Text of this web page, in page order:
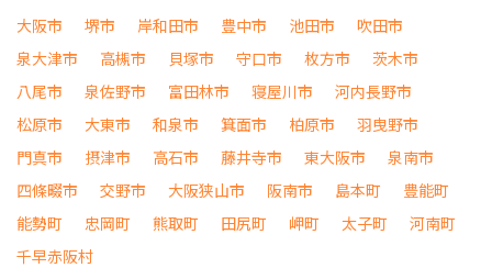
大阪市 堺市 岸和田市 豊中市 池田市
吹田市
泉大津市
高槻市 貝塚市 守口市 枚方市
茨木市
八尾市
泉佐野市 富田林市 寝屋川市
河内長野市
松原市
大東市 和泉市 箕面市 柏原市
羽曳野市
門真市
摂津市 高石市 藤井寺市 東大阪市
泉南市
四條畷市
交野市 大阪狭山市 阪南市 島本町
豊能町
能勢町
忠岡町 熊取町 田尻町 岬町 太子町
河南町
千早赤阪村